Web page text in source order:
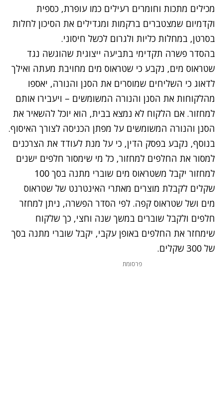
מכילים מתכות וחומרים רעילים כמו עופרת, כספית
וקדמיום שמצטברים ברקמות ומגדילים את הסיכון לחלות
בסרטן, במחלות כליות ולגרום לכשל חיסוני.
בהסדר פשרה תקדימי בתביעה ייצוגית שהוגשה נגד
שטראוס מים, נקבע כי שטראוס מים מחויבת מעתה ואילך
לדאוג כי השליחים שמוסרים את הסנן והנורה, יאספו
מהלקוחות את הסנן והנורה המשומשים – ויעבירו אותם
למחזור. אם הלקוח לא נמצא בבית, הוא יוכל להשאיר את
הסנן והנורה המשומשים על מפתן הכניסה לצורך האיסוף.
בנוסף, נקבע בפסק הדין, כי על מנת לעודד את הצרכנים
למסור את החלפים למחזור, כל מי שימסור חלפים ישנים
למחזור יקבל משטראוס מים שוברי מתנה בסך 100
שקלים לקבלת מוצרים מאתרי האינטרנט של שטראוס
מים ושל שטראוס קפה. לפי הסדר הפשרה, ניתן למחזר
חלפים ולקבל שוברים במשך שנה וחצי, כך שלקוח
שימחזר את החלפים באופן עקבי, יקבל שוברי מתנה בסך
של 300 שקלים.
פרסומת